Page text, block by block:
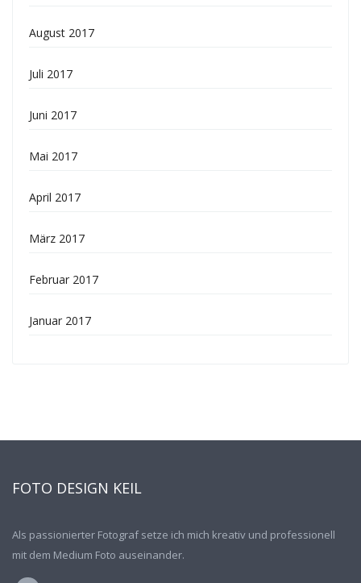
August 2017
Juli 2017
Juni 2017
Mai 2017
April 2017
März 2017
Februar 2017
Januar 2017
FOTO DESIGN KEIL
Als passionierter Fotograf setze ich mich kreativ und professionell
mit dem Medium Foto auseinander.